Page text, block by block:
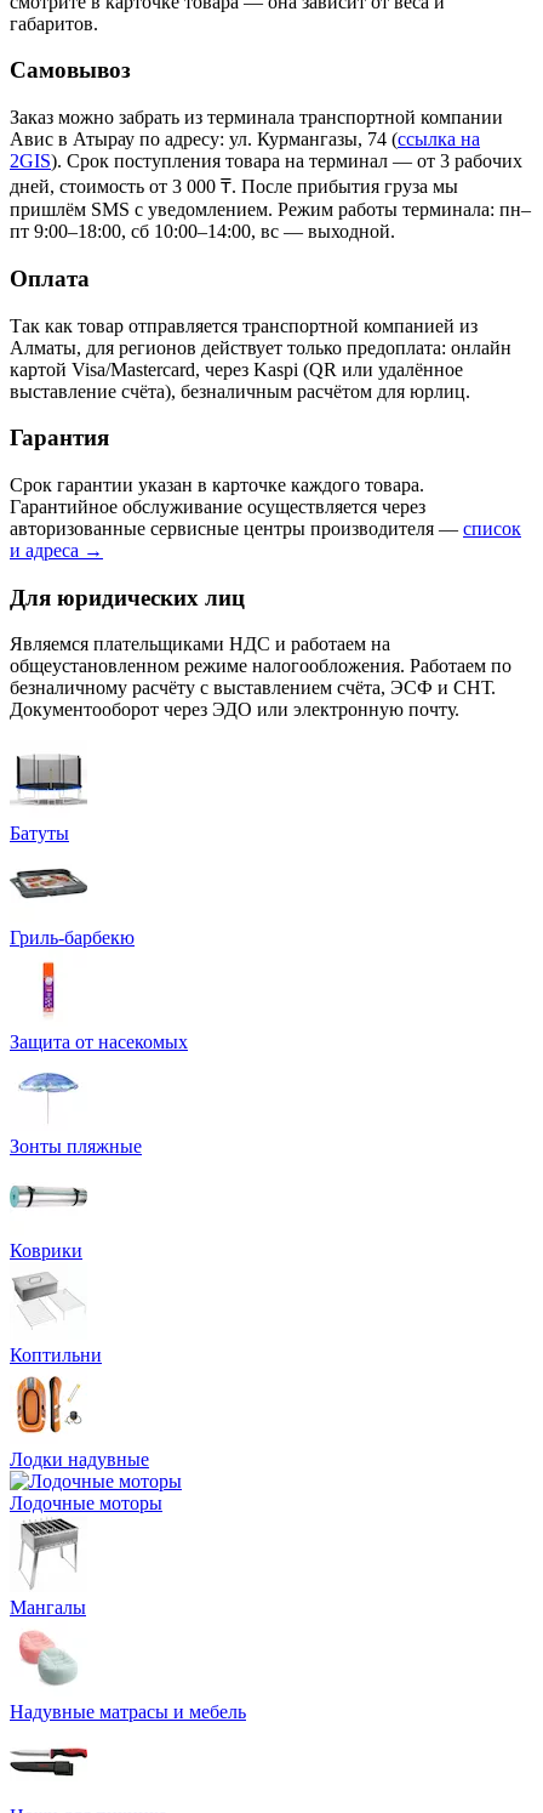
габаритов.
Самовывоз
Заказ можно забрать из терминала транспортной компании
Авис в Атырау по адресу: ул. Курмангазы, 74 (ссылка на
2GIS). Срок поступления товара на терминал — от 3 рабочих
дней, стоимость от 3 000 ₸. После прибытия груза мы
пришлём SMS с уведомлением. Режим работы терминала: пн–
пт 9:00–18:00, сб 10:00–14:00, вс — выходной.
Оплата
Так как товар отправляется транспортной компанией из
Алматы, для регионов действует только предоплата: онлайн
картой Visa/Mastercard, через Kaspi (QR или удалённое
выставление счёта), безналичным расчётом для юрлиц.
Гарантия
Срок гарантии указан в карточке каждого товара.
Гарантийное обслуживание осуществляется через
авторизованные сервисные центры производителя — список
и адреса →
Для юридических лиц
Являемся плательщиками НДС и работаем на
общеустановленном режиме налогообложения. Работаем по
безналичному расчёту с выставлением счёта, ЭСФ и СНТ.
Документооборот через ЭДО или электронную почту.
Батуты
Гриль-барбекю
Защита от насекомых
Зонты пляжные
Коврики
Коптильни
Лодки надувные
Лодочные моторы
Мангалы
Надувные матрасы и мебель